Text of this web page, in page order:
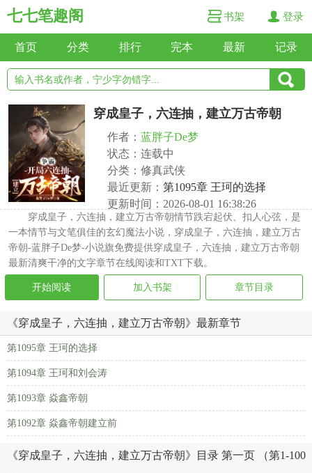
七七笔趣阁 书架 登录
首页 分类 排行 完本 最新 记录
穿成皇子，六连抽，建立万古帝朝
作者： 蓝胖子De梦
状态：连载中
分类：修真武侠
最近更新： 第1095章 王珂的选择
更新时间：2026-08-01 16:38:26
穿成皇子，六连抽，建立万古帝朝情节跌宕起伏、扣人心弦，是
一本情节与文笔俱佳的玄幻魔法小说，穿成皇子，六连抽，建立万古
帝朝-蓝胖子De梦-小说旗免费提供穿成皇子，六连抽，建立万古帝朝
最新清爽干净的文字章节在线阅读和TXT下载。
开始阅读 加入书架 章节目录
《穿成皇子，六连抽，建立万古帝朝》最新章节
第1095章 王珂的选择
第1094章 王珂和刘会涛
第1093章 焱鑫帝朝
第1092章 焱鑫帝朝建立前
《穿成皇子，六连抽，建立万古帝朝》目录 第一页 （第1-100